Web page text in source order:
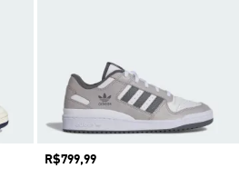
Preço
R$799,99